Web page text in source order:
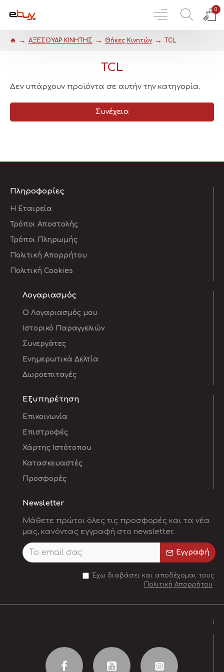
0
ΑΞΕΣΟΥΑΡ ΚΙΝΗΤΗΣ Θήκες Κινητών TCL
TCL
Δεν υπάρχουν προϊόντα σε αυτήν την κατηγορία.
Συνέχεια
Πληροφορίες
Η Εταιρεία
Τρόποι Αποστολής
Τρόποι Πληρωμής
Πολιτική Απορρήτου
Πολιτική Cookies
Λογαριασμός
O Λογαριασμός μου
Ιστορικό Παραγγελιών
Συνεργάτες
Ενημερωτικά Δελτία
Δωροεπιταγές
Εξυπηρέτηση
Επικοινωνία
Επιστροφές
Χάρτης Ιστότοπου
Κατασκευαστές
Προσφορές
Newsletter
Μάθετε πρώτοι όλες τις προσφορές και τα νέα
μας, κανόντας εγγραφή στο newsletter.
Εγγραφή
Έχω διαβάσει και αποδέχομαι τους
Πολιτική Απορρήτου